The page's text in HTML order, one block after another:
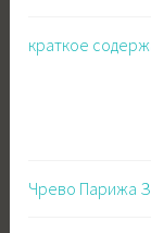
краткое
Чрево Парижа